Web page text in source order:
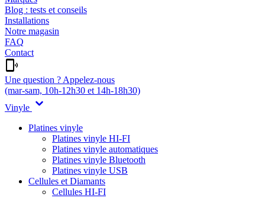
Blog : tests et conseils
Installations
Notre magasin
FAQ
Contact
Une question ? Appelez-nous
(mar-sam, 10h-12h30 et 14h-18h30)
Vinyle
Platines vinyle
Platines vinyle HI-FI
Platines vinyle automatiques
Platines vinyle Bluetooth
Platines vinyle USB
Cellules et Diamants
Cellules HI-FI